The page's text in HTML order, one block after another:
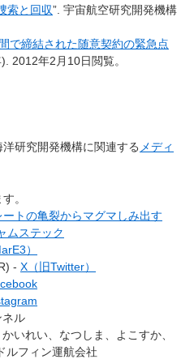
索と回収”. 宇宙航空研究開発機構
で締結された随意契約の緊急点
2012年2月10日閲覧。
洋研究開発機構に関連する メディ
。
トの亀裂からマグマしみ出す
ムステック
）
- X（旧Twitter）
ネル
いれい、なつしま、よこすか、
ルフィン運航会社